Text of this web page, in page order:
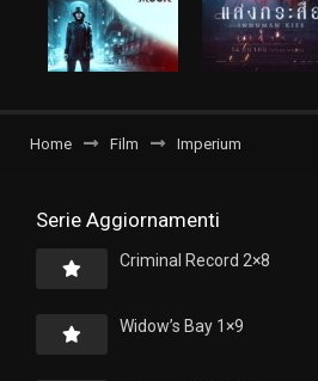
Home Film Imperium
Serie Aggiornamenti
Criminal Record 2×8
Widow’s Bay 1×9